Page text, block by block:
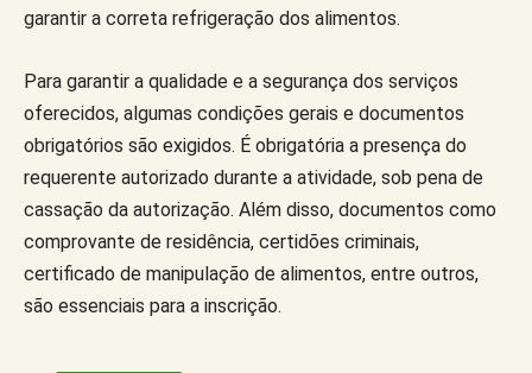
garantir a correta refrigeração dos alimentos.
Para garantir a qualidade e a segurança dos serviços
oferecidos, algumas condições gerais e documentos
obrigatórios são exigidos. É obrigatória a presença do
requerente autorizado durante a atividade, sob pena de
cassação da autorização. Além disso, documentos como
comprovante de residência, certidões criminais,
certificado de manipulação de alimentos, entre outros,
são essenciais para a inscrição.